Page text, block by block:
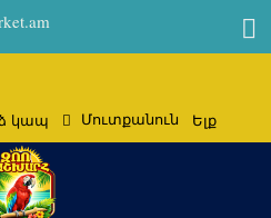
կապ Մուտքանուն Ելք